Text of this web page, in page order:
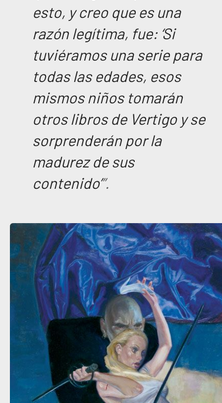
esto, y creo que es una
razón legítima, fue: ‘Si
tuviéramos una serie para
todas las edades, esos
mismos niños tomarán
otros libros de Vertigo y se
sorprenderán por la
madurez de sus
contenido’”.